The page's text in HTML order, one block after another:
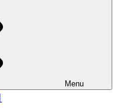
Menu